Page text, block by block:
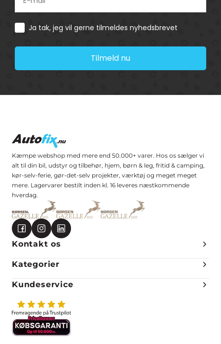
Consent
Ja tak, jeg vil gerne tilmeldes nyhedsbrevet
Tilmeld nu
Kæmpe webshop med mere end 50.000+ varer. Hos os sælger vi
alt til din bil, udstyr og tilbehør, hjem, børn & leg, fritid & camping,
kør-selv-ferie, gør-det-selv projekter, værktøj og meget meget
mere. Lagervarer bestilt inden kl. 16 leveres næstkommende
hverdag.
Kontakt os
Kategorier
Kundeservice